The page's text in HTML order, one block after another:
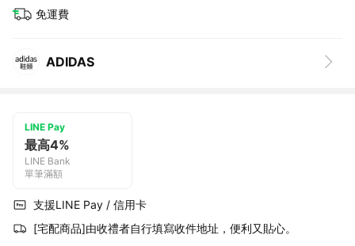
免運費
ADIDAS
LINE Pay
最高4%
LINE Bank
單筆滿額
支援LINE Pay / 信用卡
[宅配商品]由收禮者自行填寫收件地址，便利又貼心。